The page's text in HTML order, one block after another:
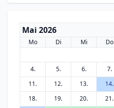
Mai 2026
Mo Di Mi Do
4.
5. 6. 7.
11.
12. 13. 14.
18.
19. 20. 21.